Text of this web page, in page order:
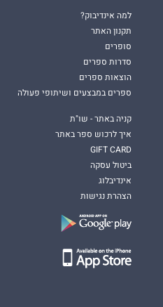
למה אינדיבוק?
תקנון האתר
סופרים
סדרות ספרים
הוצאות ספרים
ספרים במבצעים ושיתופי פעולה
קניה באתר - שו"ת
איך לרכוש ספר באתר
GIFT CARD
ביטול עסקה
אינדיבלוג
הצהרת נגישות